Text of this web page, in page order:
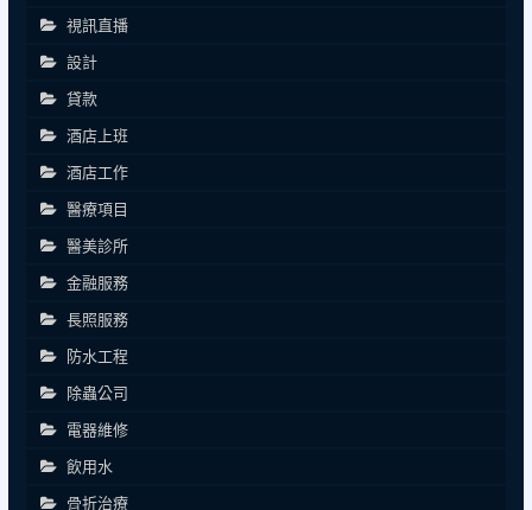
視訊直播
設計
貸款
酒店上班
酒店工作
醫療項目
醫美診所
金融服務
長照服務
防水工程
除蟲公司
電器維修
飲用水
骨折治療